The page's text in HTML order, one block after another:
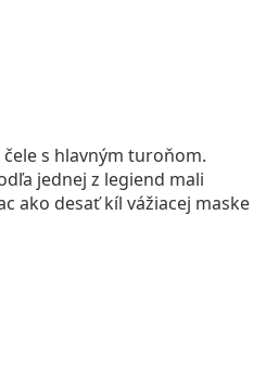
s hlavným turoňom.
jednej z legiend mali
ako desať kíl vážiacej maske